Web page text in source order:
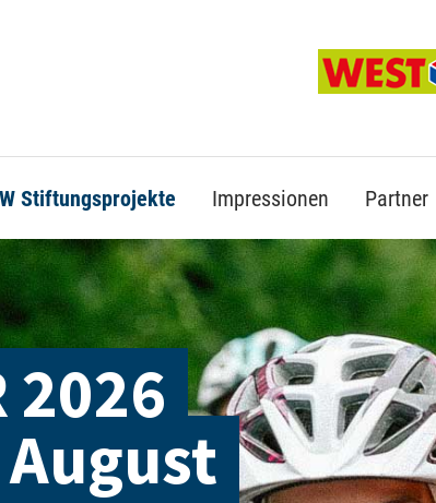
"offcanvas-col2"
nicht.
Der Eintrag
existiert leider nicht.
Stiftungsprojekte Impressionen Partner
2026